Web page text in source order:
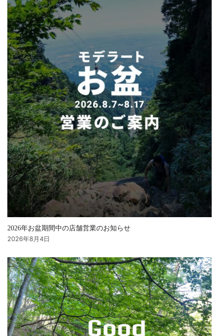
2026年お盆期間中の店舗営業のお知らせ
2026年8月4日